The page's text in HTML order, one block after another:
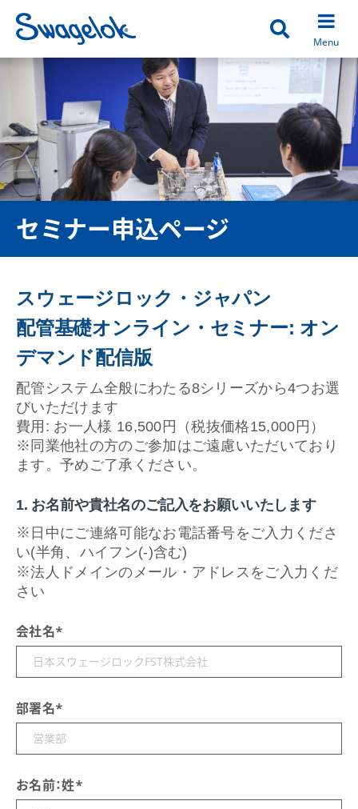
Menu
Open
セミナー申込ページ
スウェージロック・ジャパン
配管基礎オンライン・セミナー: オン
デマンド配信版
配管システム全般にわたる8シリーズから4つお選
びいただけます
費用: お一人様 16,500円（税抜価格15,000円）
※同業他社の方のご参加はご遠慮いただいており
ます。予めご了承ください。
1. お名前や貴社名のご記入をお願いいたします
※ 日中にご連絡可能なお電話番号をご入力くださ
い(半角、ハイフン(-)含む)
※法人ドメインのメール・アドレスをご入力くだ
さい
会社名*
部署名*
お名前：姓*